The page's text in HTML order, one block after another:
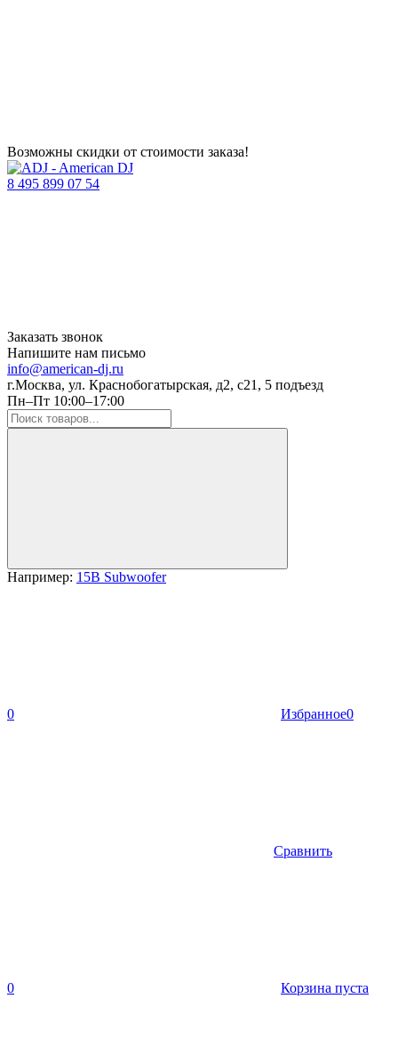
Возможны скидки от стоимости заказа!
8 495 899 07 54
Заказать звонок
Напишите нам письмо
info@american-dj.ru
г.Москва, ул. Краснобогатырская, д2, с21, 5 подъезд
Пн–Пт 10:00–17:00
Например: 15B Subwoofer
0 Избранное0
Сравнить
0 Корзина пуста